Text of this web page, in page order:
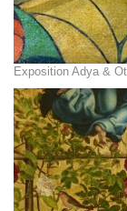
Exposition Adya &